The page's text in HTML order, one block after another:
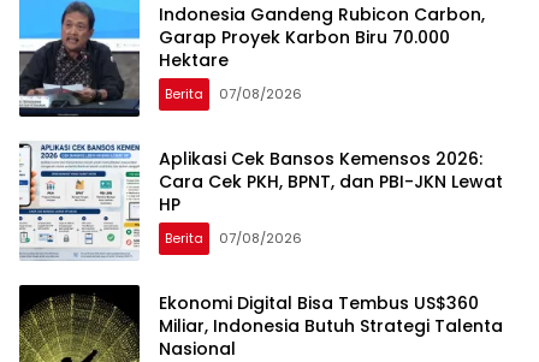
Indonesia Gandeng Rubicon Carbon,
Garap Proyek Karbon Biru 70.000
Hektare
Berita 07/08/2026
Aplikasi Cek Bansos Kemensos 2026:
Cara Cek PKH, BPNT, dan PBI-JKN Lewat
HP
Berita 07/08/2026
Ekonomi Digital Bisa Tembus US$360
Miliar, Indonesia Butuh Strategi Talenta
Nasional